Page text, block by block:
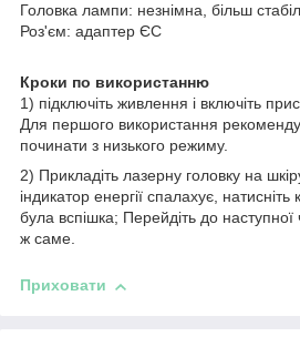
Головка лампи: незнімна, більш
Роз'єм: адаптер ЄС
Кроки по використанню
1) підключіть живлення і включіть
Для першого використання
починати з низького режиму.
2) Прикладіть лазерну головку на
індикатор енергії спалахує,
була вспішка; Перейдіть до наступної
ж саме.
Приховати